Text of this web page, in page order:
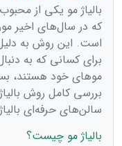
بالیاژ مو یکی از
که در سال‌های اخیر
است. این روش به
برای کسانی که به
موهای خود هستند،
بررسی کامل روش
سالن‌های حرفه‌ای
بالیاژ مو چیست؟